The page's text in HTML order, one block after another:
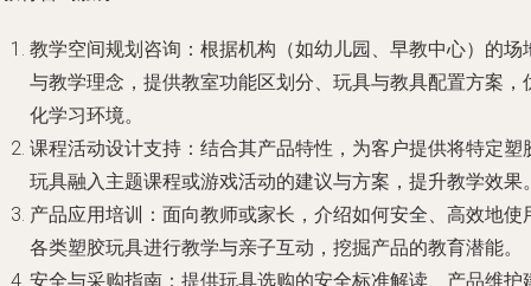
教学空间规划咨询 ：根据机构（如幼儿园、早教中心）的场
与教学理念，提供教室功能区划分、玩具与教具配置方案，
化学习环境。
课程活动设计支持 ：结合其产品特性，为客户提供将特定塑
玩具融入主题课程或游戏活动的建议与方案，提升教学效果
产品应用培训
：面向教师或家长，介绍如何安全、高效地使
各类塑胶玩具进行教学与亲子互动，挖掘产品的教育潜能。
安全与采购指南 ：提供玩具选购的安全标准解读、产品维护